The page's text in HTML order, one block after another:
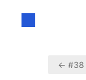
← #38